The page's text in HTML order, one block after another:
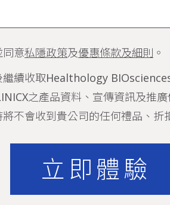
意私隱政策及優惠條款及細則 。
繼續收取Healthology
之產品資料、宣傳資訊及推
不會收到貴公司的任何禮品、折
立即體驗